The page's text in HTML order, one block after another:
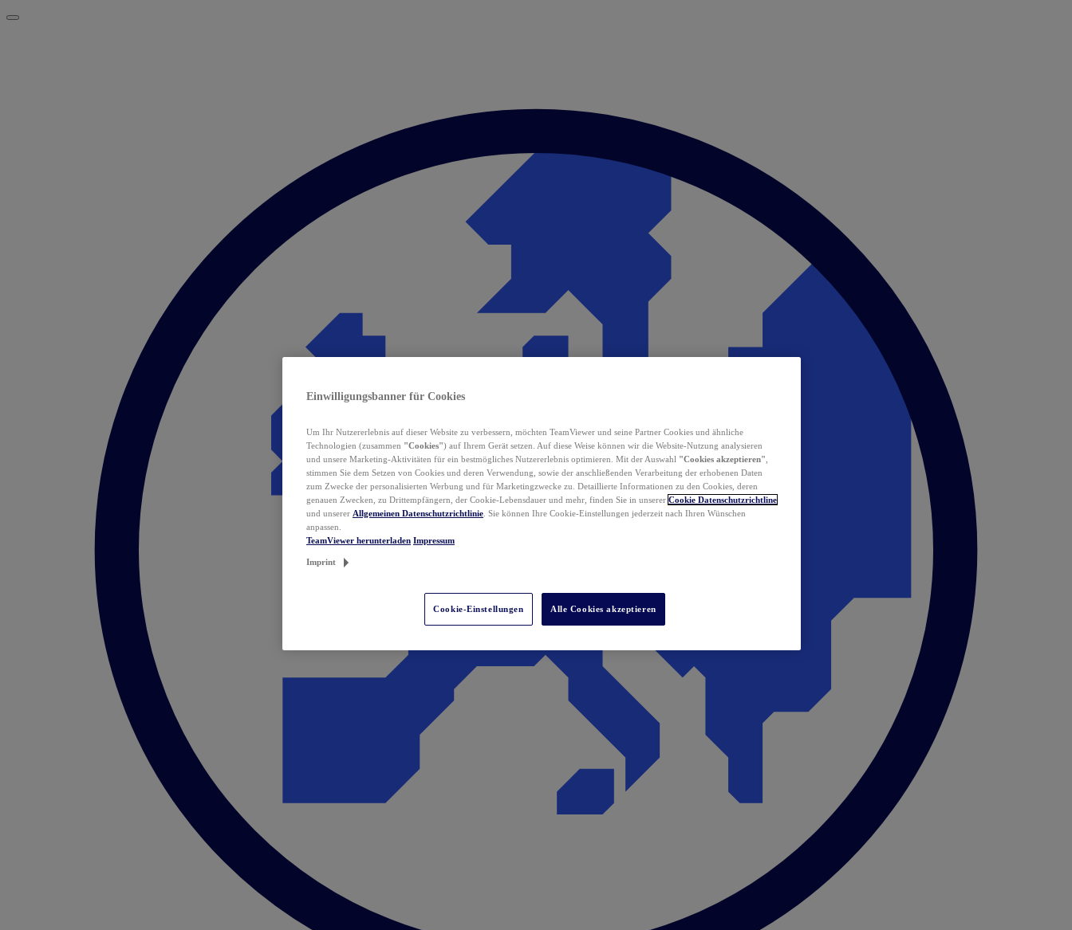
Einwilligungsbanner für Cookies
Um Ihr Nutzererlebnis auf dieser Website zu verbessern, möchten TeamViewer und seine Partner Cookies und ähnliche
Technologien (zusammen "Cookies") auf Ihrem Gerät setzen. Auf diese Weise können wir die Website-Nutzung analysieren
und unsere Marketing-Aktivitäten für ein bestmögliches Nutzererlebnis optimieren. Mit der Auswahl "Cookies akzeptieren"
stimmen Sie dem Setzen von Cookies und deren Verwendung, sowie der anschließenden Verarbeitung der erhobenen Daten
zum Zwecke der personalisierten Werbung und für Marketingzwecke zu. Detaillierte Informationen zu den Cookies, deren
genauen Zwecken, zu Drittempfängern, der Cookie-Lebensdauer und mehr, finden Sie in unserer Cookie Datenschutzrichtline
und unserer Allgemeinen Datenschutzrichtlinie . Sie können Ihre Cookie-Einstellungen jederzeit nach Ihren Wünschen
anpassen.
TeamViewer herunterladen Impressum
Imprint
Cookie-Einstellungen Alle Cookies akzeptieren